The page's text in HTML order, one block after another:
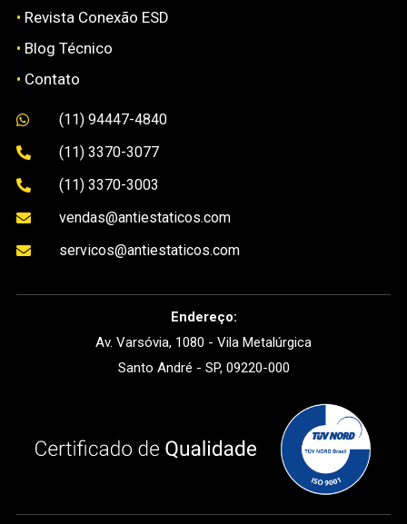
• Revista Conexão ESD
• Blog Técnico
• Contato
 (11) 94447-4840
 (11) 3370-3077
 (11) 3370-3003
 vendas@antiestaticos.com
 servicos@antiestaticos.com
Endereço:
Av. Varsóvia, 1080 - Vila Metalúrgica
Santo André - SP, 09220-000